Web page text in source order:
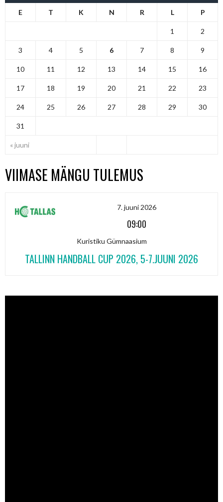
E T K N R L P
« juuni
1 2
3 4 5 6 7 8 9
10 11 12 13 14 15 16
17 18 19 20 21 22 23
24 25 26 27 28 29 30
31
VIIMASE MÄNGU TULEMUS
7. juuni 2026
09:00
Kuristiku Gümnaasium
TALLINN HANDBALL CUP 2026, 5-7.JUUNI 2026